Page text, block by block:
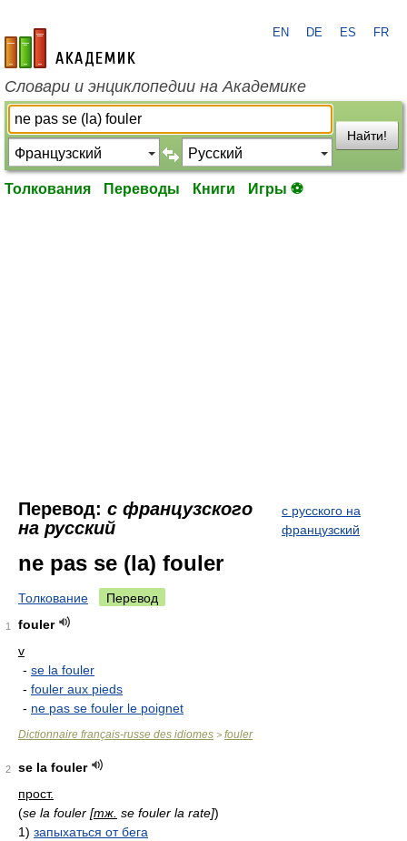
academic.ru
EN DE ES FR
Словари и энциклопедии на Академике
Найти!
Толкования Переводы Книги Игры ⚽
Перевод: с французского
на русский
с русского на
французский
ne pas se (la) fouler
Толкование Перевод
1
fouler
v
- se la fouler
- fouler aux pieds
- ne pas se fouler le poignet
Dictionnaire français-russe des idiomes > fouler
2
se la fouler
прост.
(se la fouler [тж. se fouler la rate])
1) запыхаться от бега